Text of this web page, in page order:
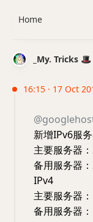
_My. Tricks
16:15 · 17 Oct
新增IPv6服
主要服务器
备用服务器
IPv4
主要服务器
备用服务器
Home